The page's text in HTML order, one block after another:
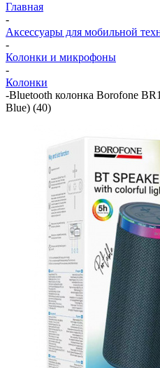
Главная
-
Аксессуары для мобильной
-
Колонки и микрофоны
-
Колонки
-Bluetooth колонка Borofone
Blue) (40)